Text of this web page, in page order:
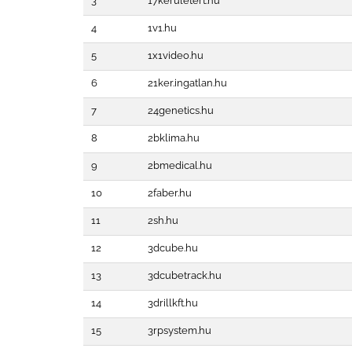
4 1v1.hu
5 1x1video.hu
6 21ker.ingatlan.hu
7 24genetics.hu
8 2bklima.hu
9 2bmedical.hu
10 2faber.hu
11 2sh.hu
12 3dcube.hu
13 3dcubetrack.hu
14 3drillkft.hu
15 3rpsystem.hu